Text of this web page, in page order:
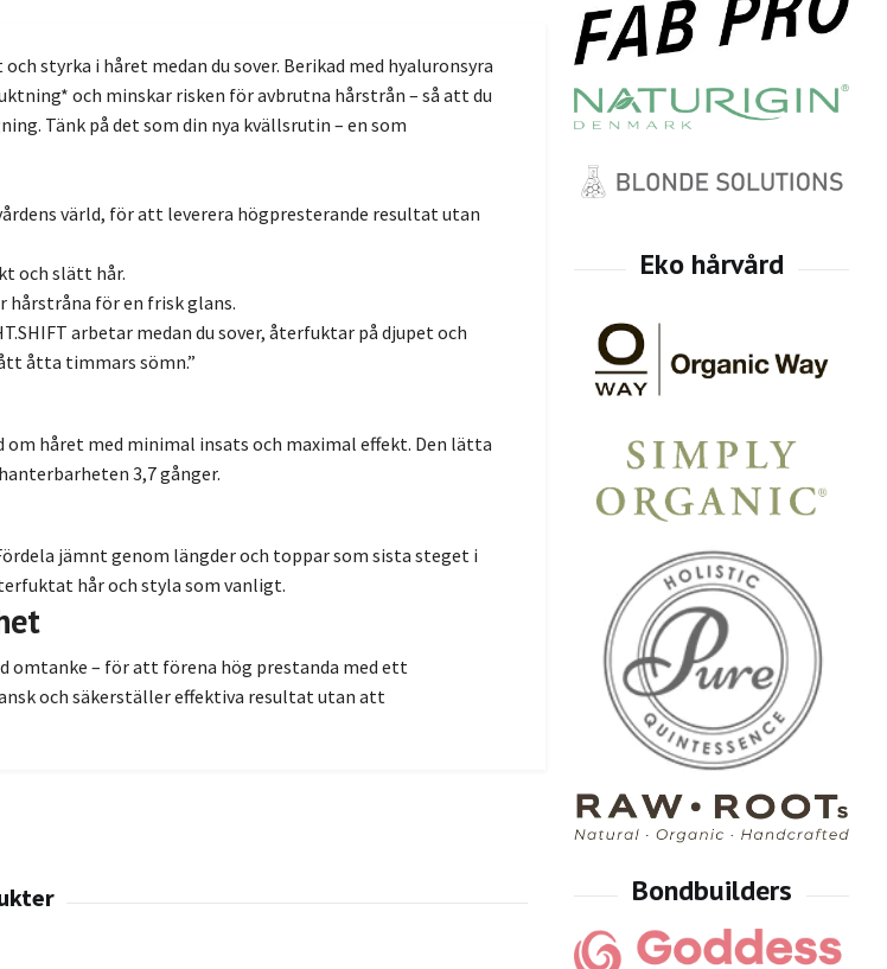
styrka i håret medan du sover. Berikad med hyaluronsyra
och minskar risken för avbrutna hårstrån – så att du
Tänk på det som din nya kvällsrutin – en som
värld, för att leverera högpresterande resultat utan
och slätt hår.
hårstråna för en frisk glans.
arbetar medan du sover, återfuktar på djupet och
åtta timmars sömn.”
håret med minimal insats och maximal effekt. Den lätta
3,7 gånger.
jämnt genom längder och toppar som sista steget i
hår och styla som vanligt.
omtanke – för att förena hög prestanda med ett
och säkerställer effektiva resultat utan att